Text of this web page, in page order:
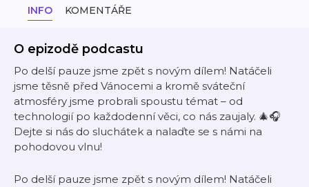
INFO KOMENTÁŘE
O epizodě podcastu
Po delší pauze jsme zpět s novým dílem! Natáčeli
jsme těsně před Vánocemi a kromě sváteční
atmosféry jsme probrali spoustu témat – od
technologií po každodenní věci, co nás zaujaly. 🎄🎧
Dejte si nás do sluchátek a nalaďte se s námi na
pohodovou vlnu!
Po delší pauze jsme zpět s novým dílem! Natáčeli